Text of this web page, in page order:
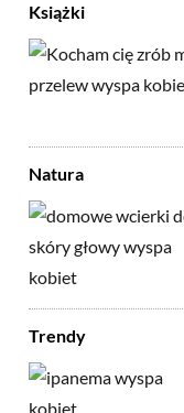
Książki
Natura
Trendy